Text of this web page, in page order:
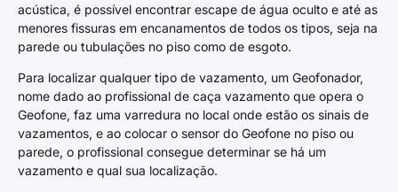
acústica, é possível encontrar escape de água oculto e até as
menores fissuras em encanamentos de todos os tipos, seja na
parede ou tubulações no piso como de esgoto.
Para localizar qualquer tipo de vazamento, um Geofonador,
nome dado ao profissional de caça vazamento que opera o
Geofone, faz uma varredura no local onde estão os sinais de
vazamentos, e ao colocar o sensor do Geofone no piso ou
parede, o profissional consegue determinar se há um
vazamento e qual sua localização.